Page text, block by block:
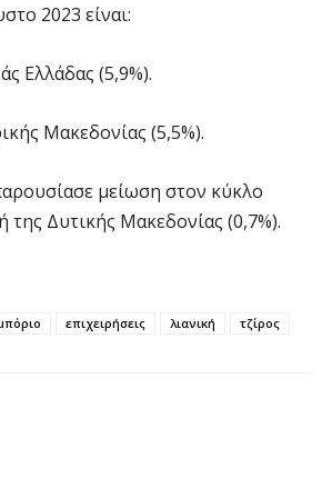
2023 είναι:
Ελλάδας (5,9%).
Μακεδονίας (5,5%).
μείωση στον κύκλο
της Δυτικής Μακεδονίας (0,7%).
επιχειρήσεις λιανική τζίρος